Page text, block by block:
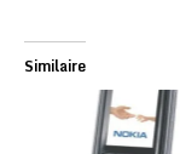
Similaire